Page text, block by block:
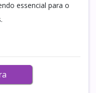
essencial para o